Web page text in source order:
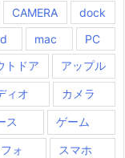
CAMERA
dock
mac
PC
トドア アップル
ィオ カメラ
ス ゲーム
ォ スマホ